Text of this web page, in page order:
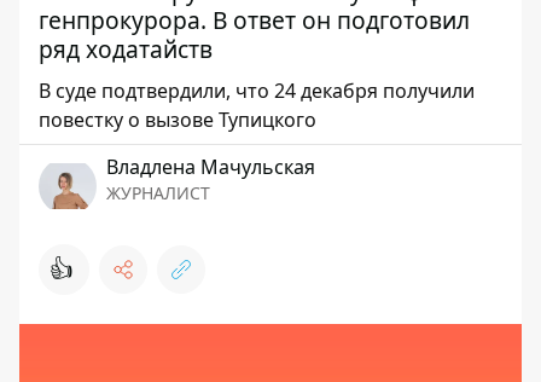
генпрокурора. В ответ он подготовил
ряд ходатайств
В суде подтвердили, что 24 декабря получили
повестку о вызове Тупицкого
Владлена Мачульская
ЖУРНАЛИСТ
👍